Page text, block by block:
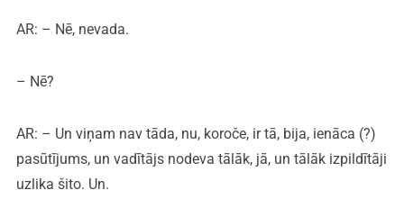
AR: – Nē, nevada.
– Nē?
AR: – Un viņam nav tāda, nu, koroče, ir tā, bija, ienāca (?)
pasūtījums, un vadītājs nodeva tālāk, jā, un tālāk izpildītāji
uzlika šito. Un.